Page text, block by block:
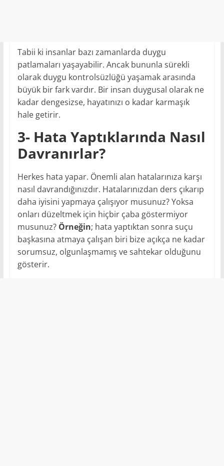
Tabii ki insanlar bazı zamanlarda duygu
patlamaları yaşayabilir. Ancak bununla sürekli
olarak duygu kontrolsüzlüğü yaşamak arasında
büyük bir fark vardır. Bir insan duygusal olarak ne
kadar dengesizse, hayatınızı o kadar karmaşık
hale getirir.
3- Hata Yaptıklarında Nasıl
Davranırlar?
Herkes hata yapar. Önemli alan hatalarınıza karşı
nasıl davrandığınızdır. Hatalarınızdan ders çıkarıp
daha iyisini yapmaya çalışıyor musunuz? Yoksa
onları düzeltmek için hiçbir çaba göstermiyor
musunuz? Örneğin; hata yaptıktan sonra suçu
başkasına atmaya çalışan biri bize açıkça ne kadar
sorumsuz, olgunlaşmamış ve sahtekar olduğunu
gösterir.